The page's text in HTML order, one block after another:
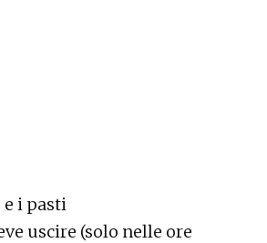
e i pasti
uscire (solo nelle ore